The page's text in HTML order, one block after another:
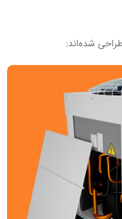
شده‌اند: